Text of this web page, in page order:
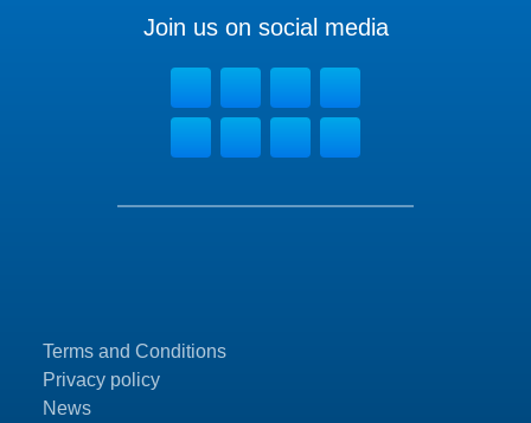
Terms and Conditions
Privacy policy
News
Join us on social media